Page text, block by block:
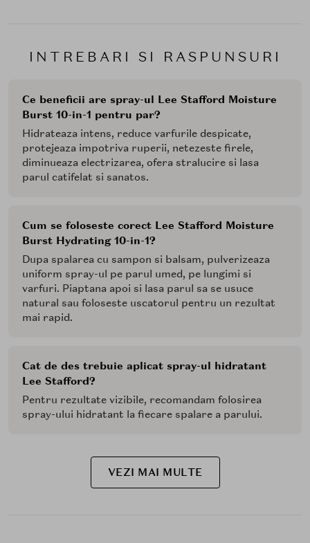
INTREBARI SI RASPUNSURI
Ce beneficii are spray-ul Lee Stafford Moisture
Burst 10-in-1 pentru par?
Hidrateaza intens, reduce varfurile despicate,
protejeaza impotriva ruperii, netezeste firele,
diminueaza electrizarea, ofera stralucire si lasa
parul catifelat si sanatos.
Cum se foloseste corect Lee Stafford Moisture
Burst Hydrating 10-in-1?
Dupa spalarea cu sampon si balsam, pulverizeaza
uniform spray-ul pe parul umed, pe lungimi si
varfuri. Piaptana apoi si lasa parul sa se usuce
natural sau foloseste uscatorul pentru un rezultat
mai rapid.
Cat de des trebuie aplicat spray-ul hidratant
Lee Stafford?
Pentru rezultate vizibile, recomandam folosirea
spray-ului hidratant la fiecare spalare a parului.
VEZI MAI MULTE